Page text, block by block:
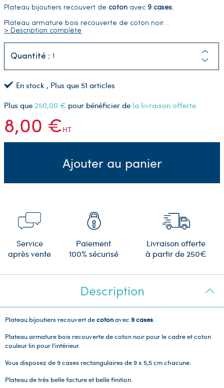
Plateau bijoutiers recouvert de coton avec 9 cases.
Plateau armature bois recouverte de coton noir…
> Description complète
Quantité :
En stock , Plus que 51 articles
Plus que 250,00 € pour bénéficier de la livraison offerte
8,00 €HT
Ajouter au panier
Service
après vente
Paiement
100% sécurisé
Livraison offerte
à partir de 250€
Description
Plateau bijoutiers recouvert decotonavec 9 cases.
Plateau armature bois recouverte de coton noir pour le cadre et coton
couleur lin pour l'intérieur.
Vous disposez de 9 cases rectangulaires de 9 x 5,5 cm chacune.
Plateau de très belle facture et belle finition.